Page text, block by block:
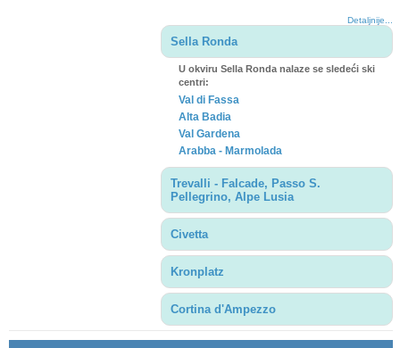
Detaljnije...
Sella Ronda
U okviru Sella Ronda nalaze se sledeći ski
centri:
Val di Fassa
Alta Badia
Val Gardena
Arabba - Marmolada
Trevalli - Falcade, Passo S.
Pellegrino, Alpe Lusia
Civetta
Kronplatz
Cortina d'Ampezzo